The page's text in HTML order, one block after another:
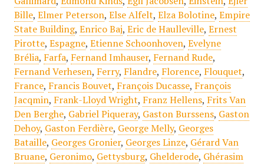
Bille, Elmer Peterson, Else Alfelt, Elza Bolotine, Empire
State Building, Enrico Baj, Eric de Haulleville, Ernest
Pirotte, Espagne, Etienne Schoonhoven, Evelyne
Brélia, Farfa, Fernand Imhauser, Fernand Rude,
Fernand Verhesen, Ferry, Flandre, Florence, Flouquet,
France, Francis Bouvet, François Ducasse, François
Jacqmin, Frank-Lloyd Wright, Franz Hellens, Frits Van
Den Berghe, Gabriel Piqueray, Gaston Burssens, Gaston
Dehoy, Gaston Ferdière, George Melly, Georges
Bataille, Georges Gronier, Georges Linze, Gérard Van
Bruane, Geronimo, Gettysburg, Ghelderode, Ghérasim